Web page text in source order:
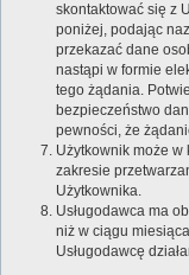
skontaktować się z
poniżej, podając
przekazać dane
nastąpi w formie
tego żądania.
bezpieczeństwo
pewności, że
Użytkownik może w
zakresie
Użytkownika.
Usługodawca ma
niż w ciągu
Usługodawcę